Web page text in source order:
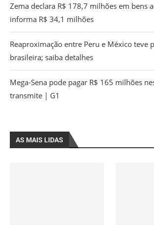
Zema declara R$ 178,7 milhões em bens
informa R$ 34,1 milhões
Reaproximação entre Peru e México teve
brasileira; saiba detalhes
Mega-Sena pode pagar R$ 165 milhões
transmite | G1
AS MAIS LIDAS